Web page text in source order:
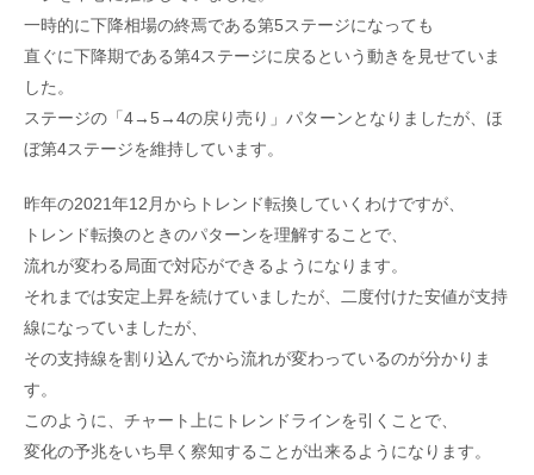
一時的に下降相場の終焉である第5ステージになっても
直ぐに下降期である第4ステージに戻るという動きを見せていま
した。
ステージの「4→5→4の戻り売り」パターンとなりましたが、ほ
ぼ第4ステージを維持しています。
昨年の2021年12月からトレンド転換していくわけですが、
トレンド転換のときのパターンを理解することで、
流れが変わる局面で対応ができるようになります。
それまでは安定上昇を続けていましたが、二度付けた安値が支持
線になっていましたが、
その支持線を割り込んでから流れが変わっているのが分かりま
す。
このように、チャート上にトレンドラインを引くことで、
変化の予兆をいち早く察知することが出来るようになります。